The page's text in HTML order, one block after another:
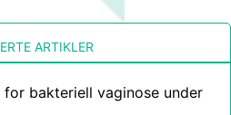
ARTIKLER
for bakteriell vaginose under